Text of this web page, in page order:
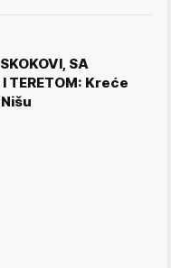
SA
TERETOM: Kreće